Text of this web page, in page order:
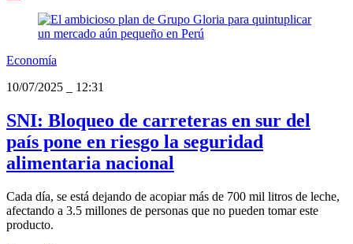
Economía
10/07/2025
12:31
SNI: Bloqueo de carreteras en sur del
país pone en riesgo la seguridad
alimentaria nacional
Cada día, se está dejando de acopiar más de 700 mil litros de leche,
afectando a 3.5 millones de personas que no pueden tomar este
producto.